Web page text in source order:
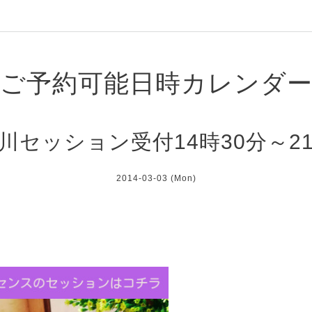
ご予約可能日時カレンダー
セッション受付14時30分～
2014-03-03 (Mon)